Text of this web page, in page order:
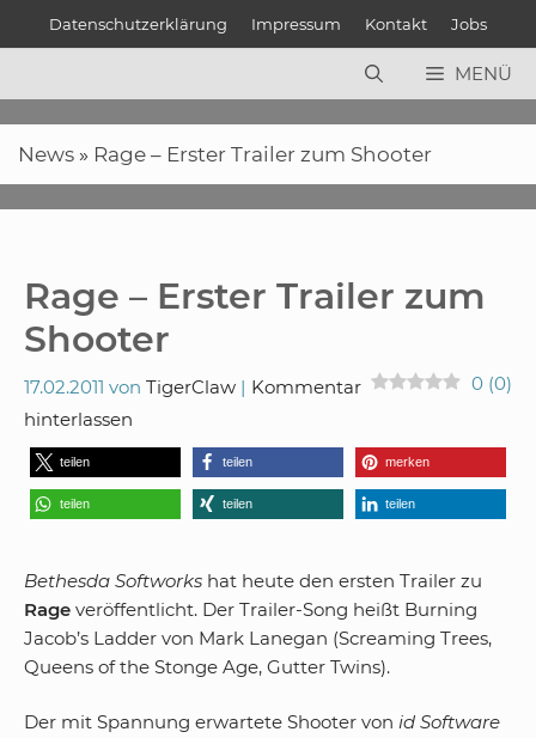
Datenschutzerklärung Impressum Kontakt Jobs
MENÜ
News » Rage – Erster Trailer zum Shooter
Rage – Erster Trailer zum
Shooter
17.02.2011 von TigerClaw 0 (0)
Kommentar
hinterlassen
teilen teilen merken
teilen teilen teilen
Bethesda Softworks hat heute den ersten Trailer zu
Rage veröffentlicht. Der Trailer-Song heißt Burning
Jacob’s Ladder von Mark Lanegan (Screaming Trees,
Queens of the Stonge Age, Gutter Twins).
Der mit Spannung erwartete Shooter von id Software